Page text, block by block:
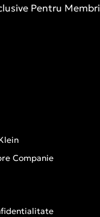
Pentru Membri
Companie